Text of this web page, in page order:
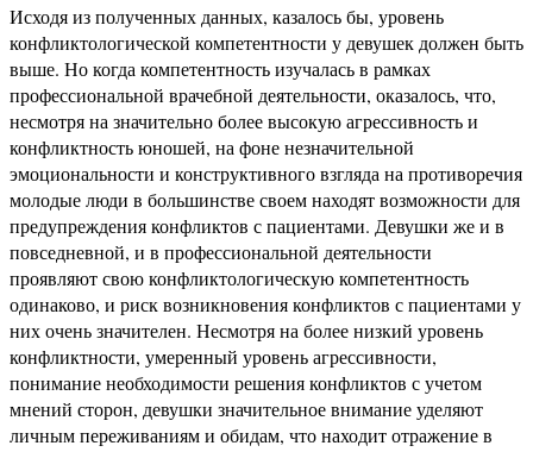
Исходя из полученных данных, казалось бы, уровень
конфликтологической компетентности у девушек должен быть
выше. Но когда компетентность изучалась в рамках
профессиональной врачебной деятельности, оказалось, что,
несмотря на значительно более высокую агрессивность и
конфликтность юношей, на фоне незначительной
эмоциональности и конструктивного взгляда на противоречия
молодые люди в большинстве своем находят возможности для
предупреждения конфликтов с пациентами. Девушки же и в
повседневной, и в профессиональной деятельности
проявляют свою конфликтологическую компетентность
одинаково, и риск возникновения конфликтов с пациентами у
них очень значителен. Несмотря на более низкий уровень
конфликтности, умеренный уровень агрессивности,
понимание необходимости решения конфликтов с учетом
мнений сторон, девушки значительное внимание уделяют
личным переживаниям и обидам, что находит отражение в